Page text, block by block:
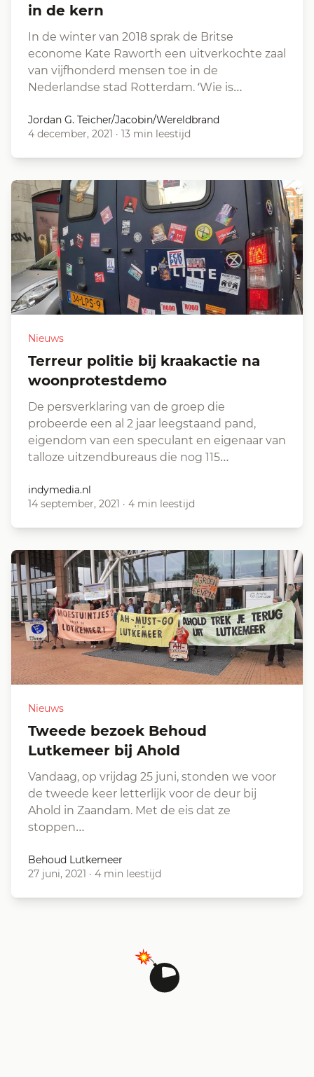
in de kern
In de winter van 2018 sprak de Britse
econome Kate Raworth een uitverkochte zaal
van vijfhonderd mensen toe in de
Nederlandse stad Rotterdam. ʻWie is…
Jordan G. Teicher/Jacobin/Wereldbrand
4 december, 2021 · 13 min leestijd
Nieuws
Terreur politie bij kraakactie na
woonprotestdemo
De persverklaring van de groep die
probeerde een al 2 jaar leegstaand pand,
eigendom van een speculant en eigenaar van
talloze uitzendbureaus die nog 115…
indymedia.nl
14 september, 2021 · 4 min leestijd
Nieuws
Tweede bezoek Behoud
Lutkemeer bij Ahold
Vandaag, op vrijdag 25 juni, stonden we voor
de tweede keer letterlijk voor de deur bij
Ahold in Zaandam. Met de eis dat ze
stoppen…
Behoud Lutkemeer
27 juni, 2021 · 4 min leestijd